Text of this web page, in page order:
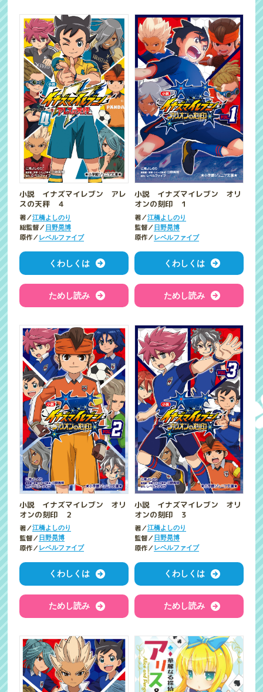
小説 イナズマイレブン アレ
スの天秤 ４
著／江橋よしのり
総監督／ 日野晃博
原作／レベルファイブ
くわしくは
ためし読み
小説 イナズマイレブン オリ
オンの刻印 １
著／江橋よしのり
監督／ 日野晃博
原作／レベルファイブ
くわしくは
ためし読み
小説 イナズマイレブン オリ
オンの刻印 ２
著／江橋よしのり
監督／ 日野晃博
原作／ レベルファイブ
くわしくは
ためし読み
小説 イナズマイレブン オリ
オンの刻印 ３
著／江橋よしのり
監督／ 日野晃博
原作／ レベルファイブ
くわしくは
ためし読み